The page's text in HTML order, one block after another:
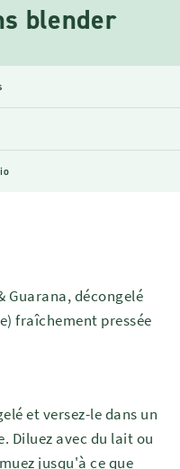
blender
Guarana, décongelé
fraîchement pressée
et versez-le dans un
Diluez avec du lait ou
jusqu'à ce que